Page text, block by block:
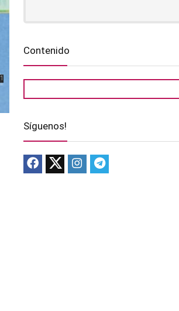
Contenido
Síguenos!